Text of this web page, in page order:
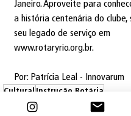
Janeiro. Aproveite para
a história centenária do clube,
seu legado de serviço em
www.rotaryrio.org.br.
Por: Patrícia Leal - Innovarum
Cultural Instrução Rotária
Rotary Cub do Rio de Janeiro